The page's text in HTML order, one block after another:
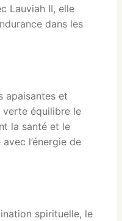
Lauviah II, elle
dans les
apaisantes et
équilibre le
la santé et le
l’énergie de
spirituelle, le